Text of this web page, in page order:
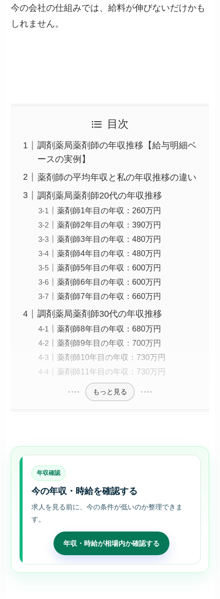
今の会社の仕組みでは、給料が伸びないだけかも
しれません。
目次
調剤薬局薬剤師の年収推移【給与明細ベ
ースの実例】
薬剤師の平均年収と私の年収推移の違い
調剤薬局薬剤師20代の年収推移
薬剤師1年目の年収：260万円
薬剤師2年目の年収：390万円
薬剤師3年目の年収：480万円
薬剤師4年目の年収：480万円
薬剤師5年目の年収：600万円
薬剤師6年目の年収：600万円
薬剤師7年目の年収：660万円
調剤薬局薬剤師30代の年収推移
薬剤師8年目の年収：680万円
薬剤師9年目の年収：700万円
薬剤師10年目の年収：730万円
薬剤師11年目の年収：730万円
もっと見る
年収確認
今の年収・時給を確認する
求人を見る前に、今の条件が低いのか整理できま
す。
年収・時給が相場内か確認する